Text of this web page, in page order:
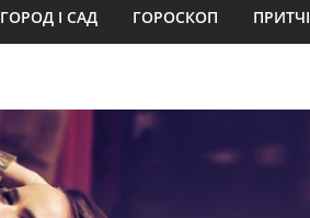
ГОРОД І САД ГОРОСКОП ПРИТЧІ